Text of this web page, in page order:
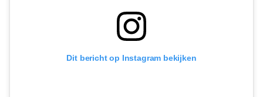
Dit bericht op Instagram bekijken